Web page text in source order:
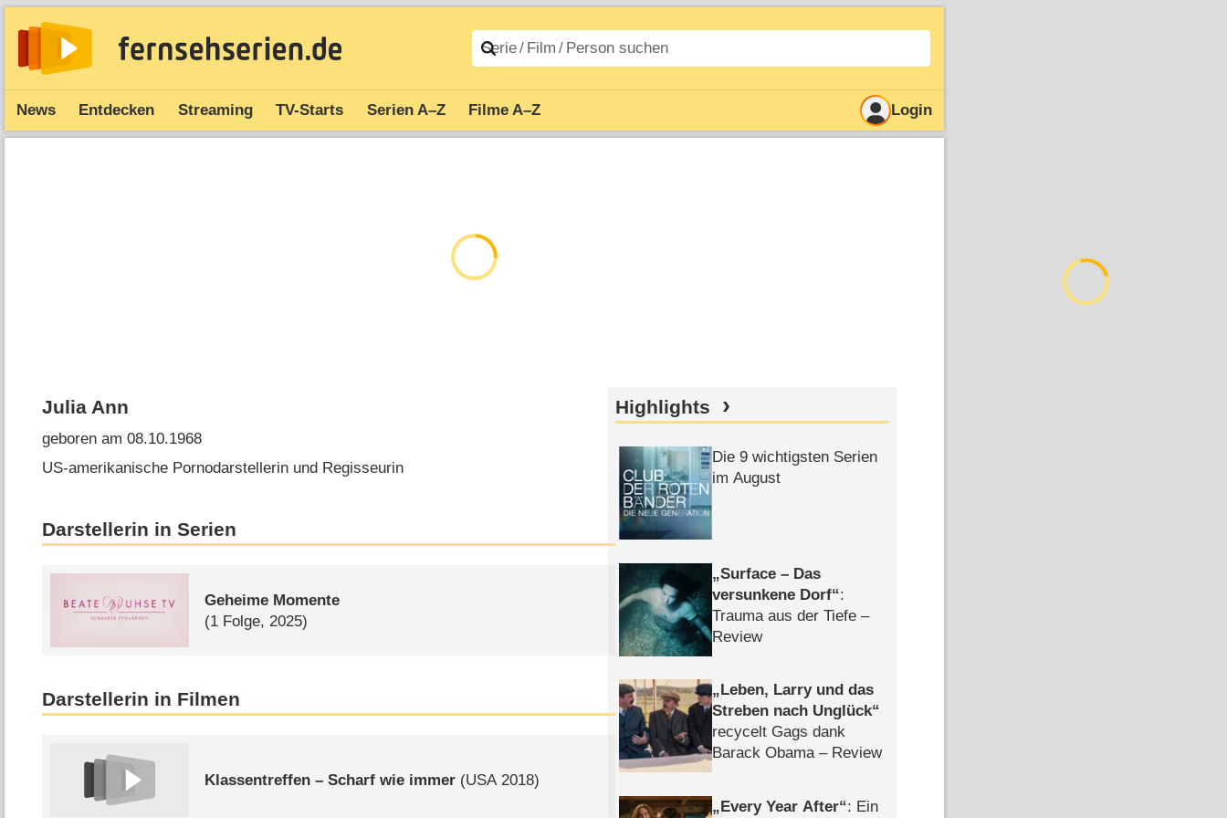
News Entdecken Streaming TV-Starts Serien A–Z Filme A–Z Login
Julia Ann
geboren am 08.10.1968
US-amerikanische Pornodarstellerin und Regisseurin
Darstellerin in Serien
Geheime Momente
(1 Folge, 2025)
Darstellerin in Filmen
Klassentreffen – Scharf wie immer (USA 2018)
Highlights
Die 9 wichtigsten Serien
im August
Surface – Das
versunkene Dorf :
Trauma aus der Tiefe –
Review
Leben, Larry und das
Streben nach Unglück
recycelt Gags dank
Barack Obama – Review
Every Year After : Ein